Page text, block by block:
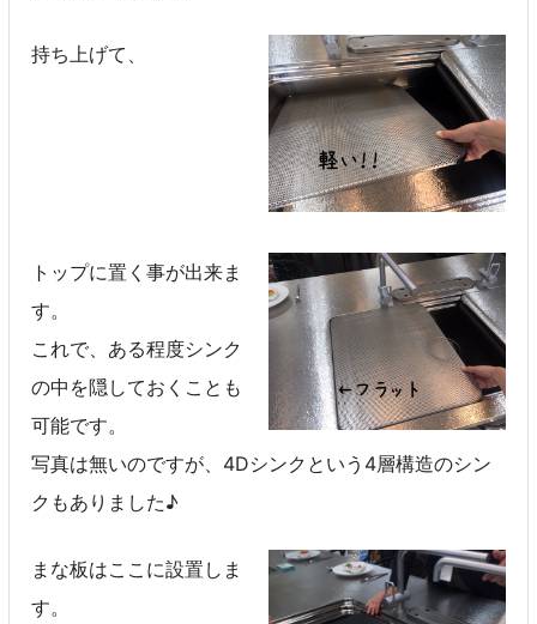
持ち上げて、
トップに置く事が出来ま
す。
これで、ある程度シンク
の中を隠しておくことも
可能です。
写真は無いのですが、4Dシンクという4層構造のシン
クもありました♪
まな板はここに設置しま
す。